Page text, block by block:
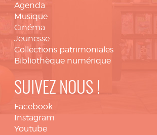
Agenda
Musique
Cinéma
Jeunesse
Collections patrimoniales
Bibliothèque numérique
SUIVEZ NOUS !
Facebook
Instagram
Youtube